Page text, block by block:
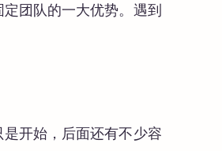
团队的一大优势。遇到
开始，后面还有不少容